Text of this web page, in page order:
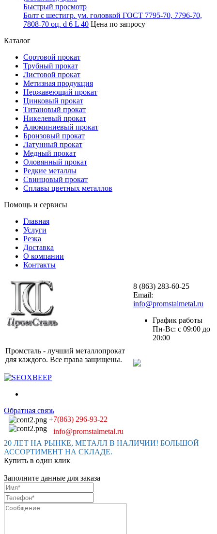
Быстрый просмотр
Болт с шестигр. ум. головкой ГОСТ 7795-70, 7796-70,
7808-70 оц. d 6 L 40 Цена по запросу
Каталог
Сортовой прокат
Трубный прокат
Листовой прокат
Метизная продукция
Нержавеющий прокат
Цинковый прокат
Титановый прокат
Никелевый прокат
Алюминиевый прокат
Бронзовый прокат
Латунный прокат
Медный прокат
Оловянный прокат
Редкие металлы
Свинцовый прокат
Сплавы цветных металлов
Помощь и сервисы
Главная
Услуги
Резка
Доставка
О компании
Контакты
Промсталь - лучший металлопрокат
для каждого. Все права защищены.
8 (863) 283-60-25
Email:
info@promstalmetal.ru
График работы
Пн-Вс: с 09:00 до
20:00
Обратная связь
+7(863) 296-93-22
info@promstalmetal.ru
20 ЛЕТ НА РЫНКЕ, МЕТАЛЛ В НАЛИЧИИ! БОЛЬШОЙ
АССОРТИМЕНТ НА СКЛАДЕ.
Купить в один клик
Заполните данные для заказа